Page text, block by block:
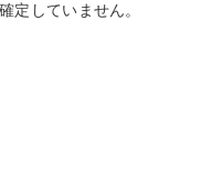
定していません。